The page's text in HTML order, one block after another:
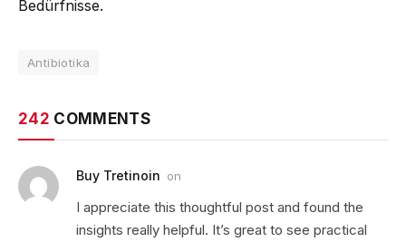
Bedürfnisse.
Antibiotika
242 COMMENTS
Buy Tretinoin on
I appreciate this thoughtful post and found the
insights really helpful. It’s great to see practical